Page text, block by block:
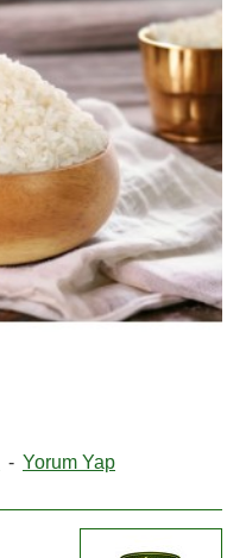
- Yorum Yap